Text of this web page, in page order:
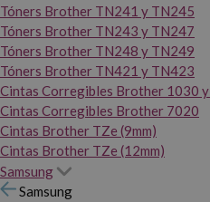
Tóners Brother TN241 y TN245
Tóners Brother TN243 y TN247
Tóners Brother TN248 y TN249
Tóners Brother TN421 y TN423
Cintas Corregibles Brother 1030
Cintas Corregibles Brother 7020
Cintas Brother TZe (9mm)
Cintas Brother TZe (12mm)
Samsung
Samsung